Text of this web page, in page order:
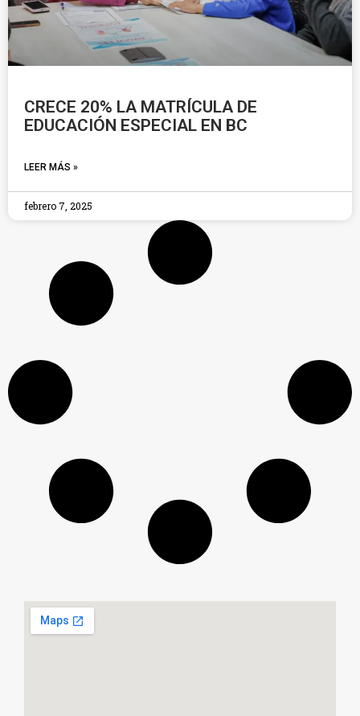
CRECE 20% LA MATRÍCULA DE
EDUCACIÓN ESPECIAL EN BC
LEER MÁS »
febrero 7, 2025